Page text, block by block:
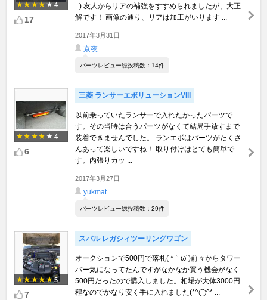
4
17
=) 友人からリアの補強をすすめられましたが、大正
解です！ 画像の通り、リアは加工がいります ...
2017年3月31日
京夜
パーツレビュー総投稿数：14件
4
6
三菱 ランサーエボリューションVIII
以前乗っていたランサーで入れたかったパーツで
す。その当時は合うパーツがなくて結局手放すまで
装着できませんでした。 ランエボはパーツがたくさ
んあって楽しいですね！ 取り付けはとても簡単で
す。内張りカッ ...
2017年3月27日
yukmat
パーツレビュー総投稿数：29件
5
7
スバル レガシィツーリングワゴン
オークションで500円で落札( *｀ω´)前々からタワー
バー気になってたんですがなかなか買う機会がなく
500円だったので購入しました。相場が大体3000円
程なのでかなり安く手に入れました(*^◯^* ...